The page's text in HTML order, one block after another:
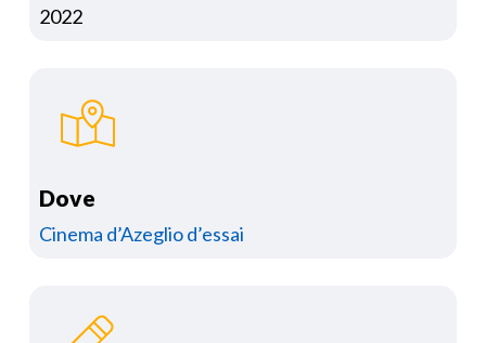
2022
Dove
Cinema d’Azeglio d’essai